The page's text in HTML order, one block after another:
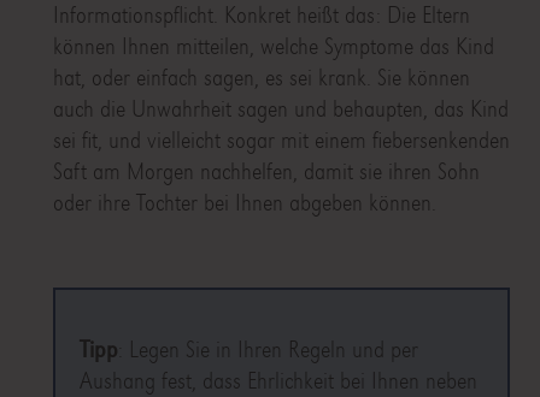
Informationspflicht. Konkret heißt das: Die Eltern
können Ihnen mitteilen, welche Symptome das Kind
hat, oder einfach sagen, es sei krank. Sie können
auch die Unwahrheit sagen und behaupten, das Kind
sei fit, und vielleicht sogar mit einem fiebersenkenden
Saft am Morgen nachhelfen, damit sie ihren Sohn
oder ihre Tochter bei Ihnen abgeben können.
Tipp : Legen Sie in Ihren Regeln und per
Aushang fest, dass Ehrlichkeit bei Ihnen neben